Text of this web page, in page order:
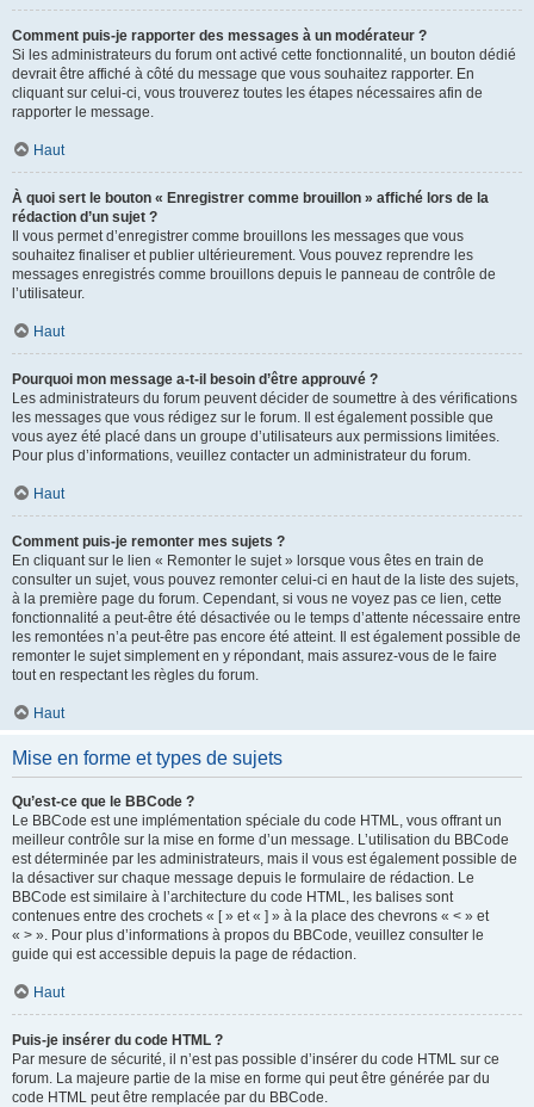
Comment puis-je rapporter des messages à un modérateur ?
Si les administrateurs du forum ont activé cette fonctionnalité, un bouton dédié
devrait être affiché à côté du message que vous souhaitez rapporter. En
cliquant sur celui-ci, vous trouverez toutes les étapes nécessaires afin de
rapporter le message.
Haut
À quoi sert le bouton « Enregistrer comme brouillon » affiché lors de la
rédaction d’un sujet ?
Il vous permet d’enregistrer comme brouillons les messages que vous
souhaitez finaliser et publier ultérieurement. Vous pouvez reprendre les
messages enregistrés comme brouillons depuis le panneau de contrôle de
l’utilisateur.
Haut
Pourquoi mon message a-t-il besoin d’être approuvé ?
Les administrateurs du forum peuvent décider de soumettre à des vérifications
les messages que vous rédigez sur le forum. Il est également possible que
vous ayez été placé dans un groupe d’utilisateurs aux permissions limitées.
Pour plus d’informations, veuillez contacter un administrateur du forum.
Haut
Comment puis-je remonter mes sujets ?
En cliquant sur le lien « Remonter le sujet » lorsque vous êtes en train de
consulter un sujet, vous pouvez remonter celui-ci en haut de la liste des sujets,
à la première page du forum. Cependant, si vous ne voyez pas ce lien, cette
fonctionnalité a peut-être été désactivée ou le temps d’attente nécessaire entre
les remontées n’a peut-être pas encore été atteint. Il est également possible de
remonter le sujet simplement en y répondant, mais assurez-vous de le faire
tout en respectant les règles du forum.
Haut
Mise en forme et types de sujets
Qu’est-ce que le BBCode ?
Le BBCode est une implémentation spéciale du code HTML, vous offrant un
meilleur contrôle sur la mise en forme d’un message. L’utilisation du BBCode
est déterminée par les administrateurs, mais il vous est également possible de
la désactiver sur chaque message depuis le formulaire de rédaction. Le
BBCode est similaire à l’architecture du code HTML, les balises sont
contenues entre des crochets « [ » et « ] » à la place des chevrons « < » et
« > ». Pour plus d’informations à propos du BBCode, veuillez consulter le
guide qui est accessible depuis la page de rédaction.
Haut
Puis-je insérer du code HTML ?
Par mesure de sécurité, il n’est pas possible d’insérer du code HTML sur ce
forum. La majeure partie de la mise en forme qui peut être générée par du
code HTML peut être remplacée par du BBCode.